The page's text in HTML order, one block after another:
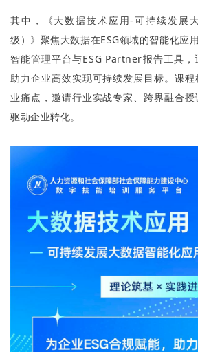
其中，《大数据技术应用-可持续发展
级）》聚焦大数据在ESG领域的智能化应
智能管理平台与ESG Partner报告工具，
助力企业高效实现可持续发展目标。课
业痛点，邀请行业实战专家、跨界融合授
驱动企业转化。